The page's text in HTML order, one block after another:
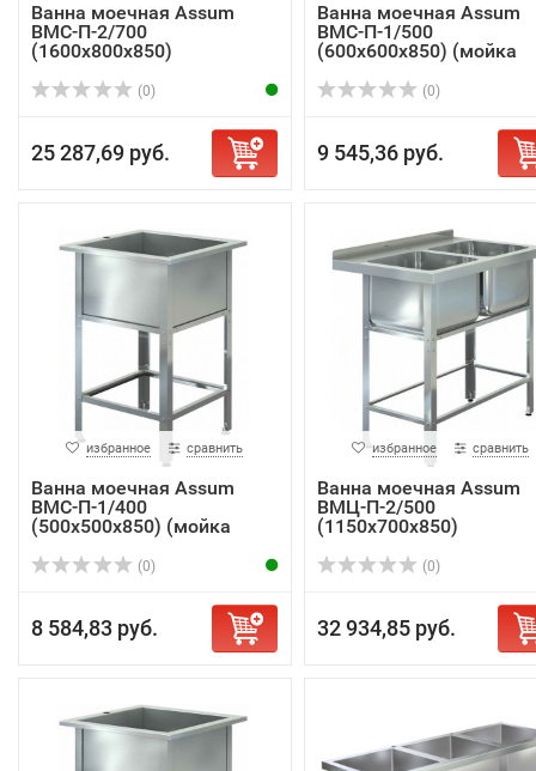
Ванна моечная Assum
ВМС-П-2/700
(1600х800х850)
(0)
25 287,69 руб.
Ванна моечная Assum
ВМС-П-1/500
(600х600х850) (мойка
AISI...
(0)
9 545,36 руб.
избранное сравнить
Ванна моечная Assum
ВМС-П-1/400
(500х500х850) (мойка
AISI...
(0)
8 584,83 руб.
избранное сравнить
Ванна моечная Assum
ВМЦ-П-2/500
(1150х700х850)
(0)
32 934,85 руб.